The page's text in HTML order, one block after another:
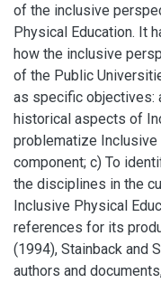
of the inclusive
Physical Education. It
how the inclusive
of the Public
as specific objectives:
historical aspects of
problematize Inclusive
component; c) To
the disciplines in the
Inclusive Physical
references for its
(1994), Stainback and
authors and